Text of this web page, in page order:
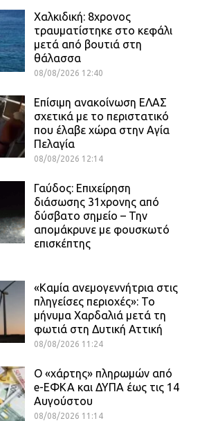
Χαλκιδική: 8χρονος
τραυματίστηκε στο κεφάλι
μετά από βουτιά στη
θάλασσα
08/08/2026 12:40
Επίσιμη ανακοίνωση ΕΛΑΣ
σχετικά με το περιστατικό
που έλαβε χώρα στην Αγία
Πελαγία
08/08/2026 12:14
Γαύδος: Επιχείρηση
διάσωσης 31χρονης από
δύσβατο σημείο – Την
απομάκρυνε με φουσκωτό
επισκέπτης
«Καμία ανεμογεννήτρια στις
πληγείσες περιοχές»: Το
μήνυμα Χαρδαλιά μετά τη
φωτιά στη Δυτική Αττική
08/08/2026 11:24
Ο «χάρτης» πληρωμών από
e-ΕΦΚΑ και ΔΥΠΑ έως τις 14
Αυγούστου
08/08/2026 11:14